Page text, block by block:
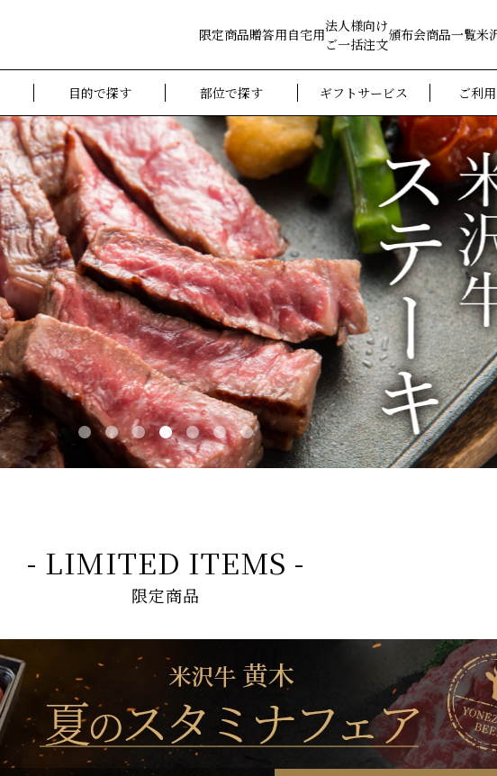
限定商品贈答用自宅用
法人様向け
ご一括注文
頒布会商品一覧米
目的で探す 部位で探す ギフトサービス ご利
- LIMITED ITEMS -
限定商品